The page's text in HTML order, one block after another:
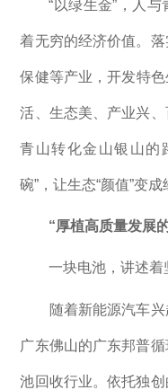
“以绿生金”，人与
着无穷的经济价值。
保健等产业，开发特
活、生态美、产业兴
青山转化金山银山的
碗”，让生态“颜值”变成
“厚植高质量发展的
一块电池，讲述着
随着新能源汽车兴
广东佛山的广东邦普
池回收行业。依托独